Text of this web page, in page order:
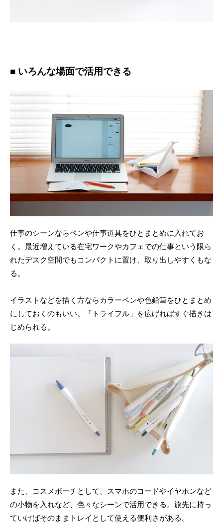
■ いろんな場面で活用できる
仕事のシーンならペンや仕事道具をひとまとめに入れてお
く。最近増えている在宅ワークやカフェでの仕事という限ら
れたデスク空間でもコンパクトに置け、取り出しやすくもな
る。
イラストなどを描く方ならカラーペンや色鉛筆をひとまとめ
にしておくのもいい。「トライフル」を広げればすぐ描きは
じめられる。
また、コスメポーチとして、スマホのコードやイヤホンなど
の小物を入れなど、色々なシーンで活用できる。旅先に持っ
ていけばそのままトレイとして使える便利さがある。